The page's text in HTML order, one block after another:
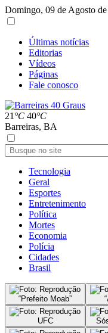
Domingo, 09 de Agosto
Últimas notícias
Editorias
Vídeos
Páginas
Fale conosco
21 °C 40°C
Barreiras, BA
Tecnologia
Geral
Esportes
Entretenimento
Política
Mortes
Economia
Polícia
Cidades
Brasil
“Prefeito Moab”
UFC